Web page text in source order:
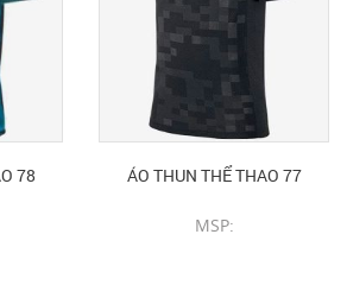
78 ÁO THUN THỂ THAO 77
MSP: